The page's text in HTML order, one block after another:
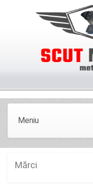
Meniu
Mărci